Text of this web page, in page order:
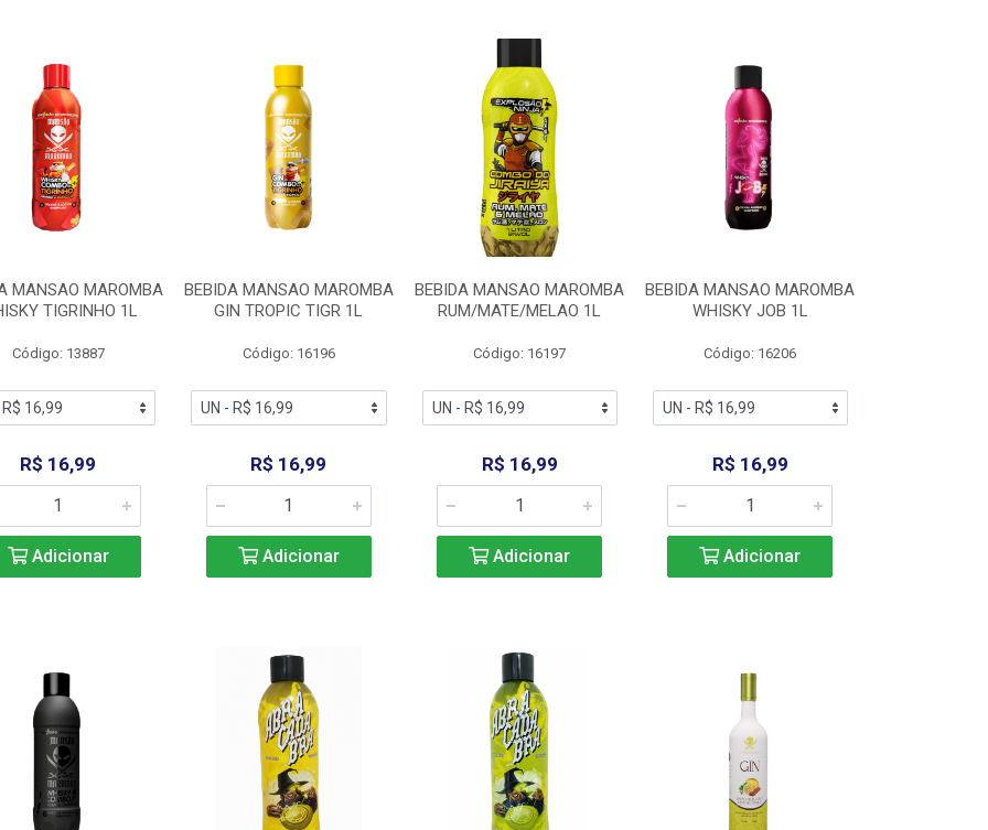
MANSAO MAROMBA
TIGRINHO 1L
Código: 13887
R$ 16,99
Adicionar
BEBIDA MANSAO MAROMBA
GIN TROPIC TIGR 1L
Código: 16196
R$ 16,99
Adicionar
BEBIDA MANSAO MAROMBA
RUM/MATE/MELAO 1L
Código: 16197
R$ 16,99
Adicionar
BEBIDA MANSAO MAROMBA
WHISKY JOB 1L
Código: 16206
R$ 16,99
Adicionar